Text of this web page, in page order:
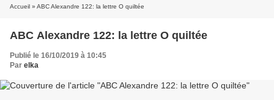
Accueil » ABC Alexandre 122: la lettre O quiltée
ABC Alexandre 122: la lettre O quiltée
Publié le 16/10/2019 à 10:45
Par elka